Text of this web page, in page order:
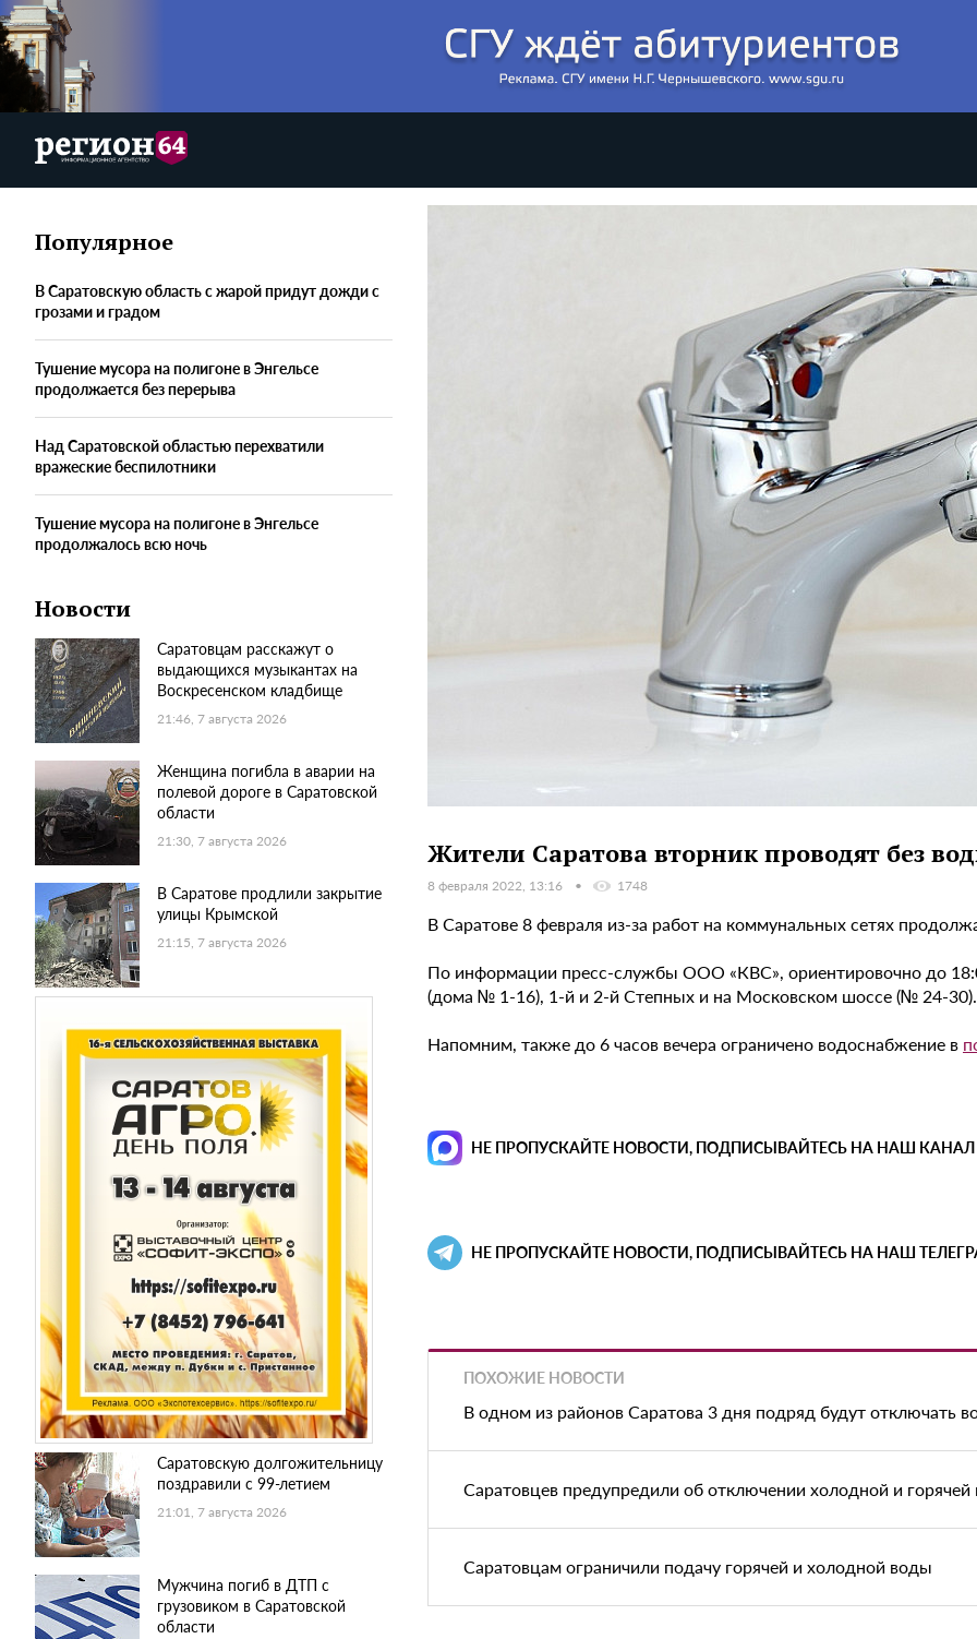
Популярное
В Саратовскую область с жарой придут дожди с
грозами и градом
Тушение мусора на полигоне в Энгельсе
продолжается без перерыва
Над Саратовской областью перехватили
вражеские беспилотники
Тушение мусора на полигоне в Энгельсе
продолжалось всю ночь
Новости
Саратовцам расскажут о
выдающихся музыкантах на
Воскресенском кладбище
21:46, 7 августа 2026
Женщина погибла в аварии на
полевой дороге в Саратовской
области
21:30, 7 августа 2026
В Саратове продлили закрытие
улицы Крымской
21:15, 7 августа 2026
Саратовскую долгожительницу
поздравили с 99-летием
21:01, 7 августа 2026
Мужчина погиб в ДТП с
грузовиком в Саратовской
области
Жители Саратова вторник проводят без
8 февраля 2022, 13:16 1748
В Саратове 8 февраля из-за работ на коммунальных сетях
По информации пресс-службы ООО «КВС», ориентировочно до
(дома № 1-16), 1-й и 2-й Степных и на Московском шоссе (№ 24-30).
Напомним, также до 6 часов вечера ограничено водоснабжение в
НЕ ПРОПУСКАЙТЕ НОВОСТИ, ПОДПИСЫВАЙТЕСЬ НА НАШ КАНАЛ
НЕ ПРОПУСКАЙТЕ НОВОСТИ, ПОДПИСЫВАЙТЕСЬ НА НАШ
ПОХОЖИЕ НОВОСТИ
В одном из районов Саратова 3 дня подряд будут отключать
Саратовцев предупредили об отключении холодной и
Саратовцам ограничили подачу горячей и холодной воды